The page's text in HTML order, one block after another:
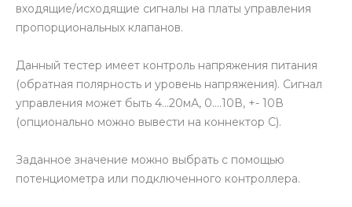
входящие/исходящие сигналы на платы управления
пропорциональных клапанов.
Данный тестер имеет контроль напряжения питания
(обратная полярность и уровень напряжения). Сигнал
управления может быть 4...20мА, 0....10В, +- 10В
(опционально можно вывести на коннектор С).
Заданное значение можно выбрать с помощью
потенциометра или подключенного контроллера.